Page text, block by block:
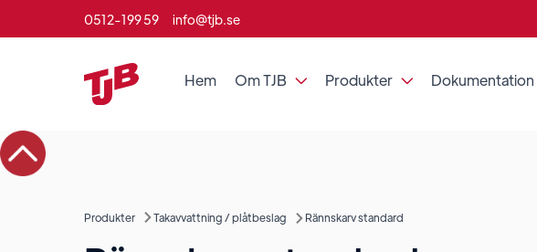
0512-199 59 info@tjb.se
Hem Om TJB  Produkter  Dokumentation
Produkter Takavvattning / plåtbeslag Rännskarv standard